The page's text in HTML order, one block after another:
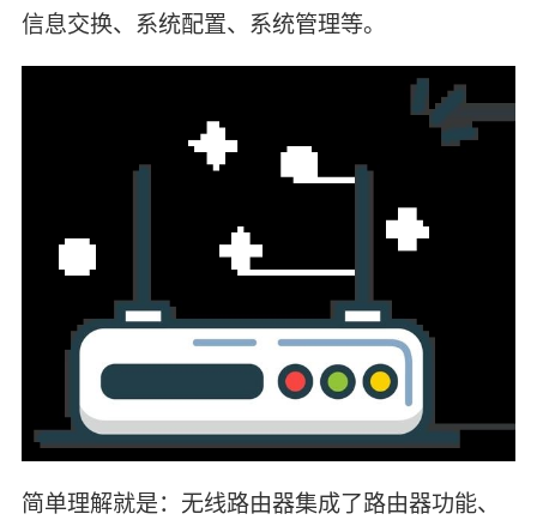
信息交换、系统配置、系统管理等。
简单理解就是：无线路由器集成了路由器功能、